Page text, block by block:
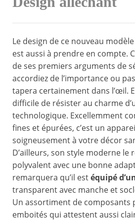
Le design de ce nouveau
est aussi à prendre en compte.
de ses premiers arguments de
accordiez de l’importance ou
tapera certainement dans l’œil.
difficile de résister au charme
technologique. Excellemment
fines et épurées, c’est un
soigneusement à votre décor
D’ailleurs, son style moderne le
polyvalent avec une bonne
remarquera qu’il estéquipé
transparent avec manche et
Un assortiment de composants
emboités qui attestent aussi